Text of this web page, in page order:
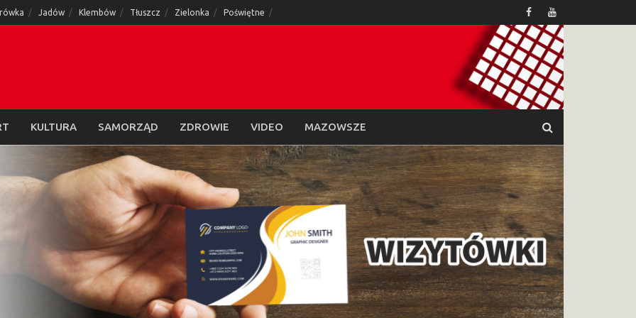
Jadów Klembów Tłuszcz Zielonka Poświętne
KULTURA SAMORZĄD ZDROWIE VIDEO MAZOWSZE